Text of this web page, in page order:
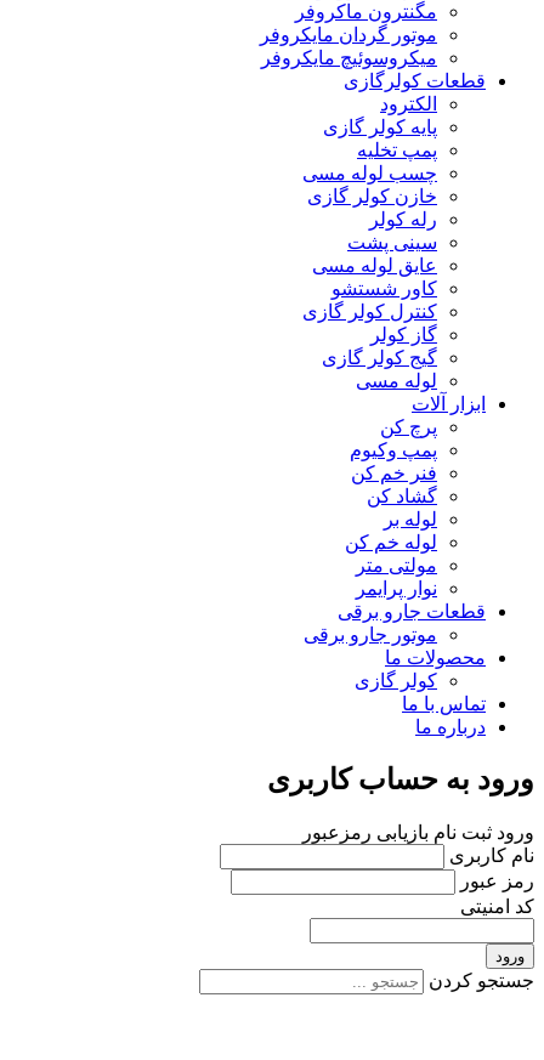
مگنترون ماکروفر
موتور گردان مایکروفر
میکروسوئیچ مایکروفر
قطعات کولرگازی
الکترود
پایه کولر گازی
پمپ تخلیه
چسب لوله مسی
خازن کولر گازی
رله کولر
سینی پشت
عایق لوله مسی
کاور شستشو
کنترل کولر گازی
گاز کولر
گیج کولر گازی
لوله مسی
ابزار آلات
پرچ کن
پمپ وکیوم
فنر خم کن
گشاد کن
لوله بر
لوله خم کن
مولتی متر
نوار پرایمر
قطعات جارو برقی
موتور جارو برقی
محصولات ما
کولر گازی
تماس با ما
درباره ما
ورود به حساب کاربری
ورود ثبت نام بازیابی رمزعبور
نام کاربری
رمز عبور
کد امنیتی
ورود
جستجو کردن